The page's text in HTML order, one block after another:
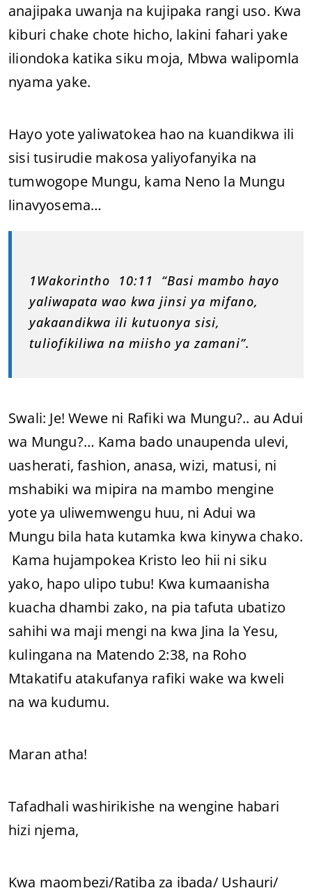
anajipaka uwanja na kujipaka rangi uso. Kwa
kiburi chake chote hicho, lakini fahari yake
iliondoka katika siku moja, Mbwa walipomla
nyama yake.
Hayo yote yaliwatokea hao na kuandikwa ili
sisi tusirudie makosa yaliyofanyika na
tumwogope Mungu, kama Neno la Mungu
linavyosema…
1Wakorintho 10:11 “Basi mambo hayo
yaliwapata wao kwa jinsi ya mifano,
yakaandikwa ili kutuonya sisi,
tuliofikiliwa na miisho ya zamani”.
Swali: Je! Wewe ni Rafiki wa Mungu?.. au Adui
wa Mungu?… Kama bado unaupenda ulevi,
uasherati, fashion, anasa, wizi, matusi, ni
mshabiki wa mipira na mambo mengine
yote ya uliwemwengu huu, ni Adui wa
Mungu bila hata kutamka kwa kinywa chako.
Kama hujampokea Kristo leo hii ni siku
yako, hapo ulipo tubu! Kwa kumaanisha
kuacha dhambi zako, na pia tafuta ubatizo
sahihi wa maji mengi na kwa Jina la Yesu,
kulingana na Matendo 2:38, na Roho
Mtakatifu atakufanya rafiki wake wa kweli
na wa kudumu.
Maran atha!
Tafadhali washirikishe na wengine habari
hizi njema,
Kwa maombezi/Ratiba za ibada/ Ushauri/